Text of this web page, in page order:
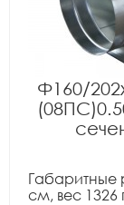
Ф160/
Габаритные
см, вес 1326